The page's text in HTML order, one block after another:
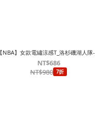
【NBA】女款電繡涼感T_洛杉磯湖人隊
NT$686
NT$980 7折